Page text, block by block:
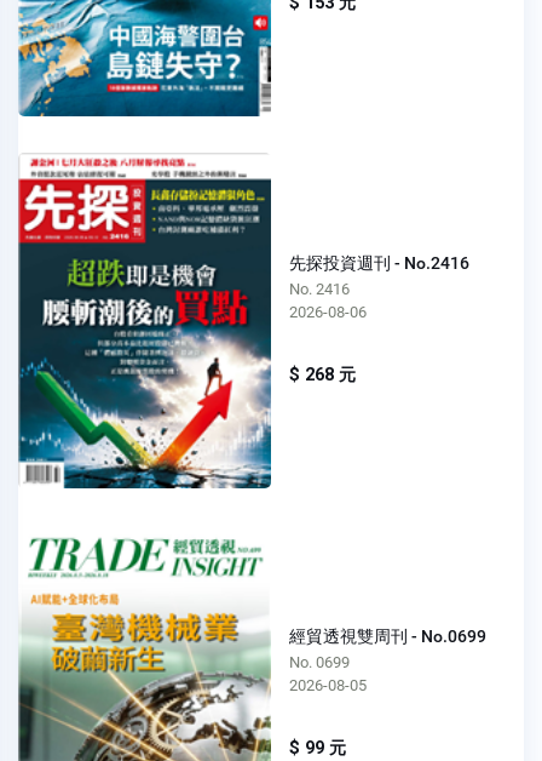
先探投資週刊 - No.2416
No. 2416
2026-08-06
$ 268 元
經貿透視雙周刊 - No.0699
No. 0699
2026-08-05
$ 99 元